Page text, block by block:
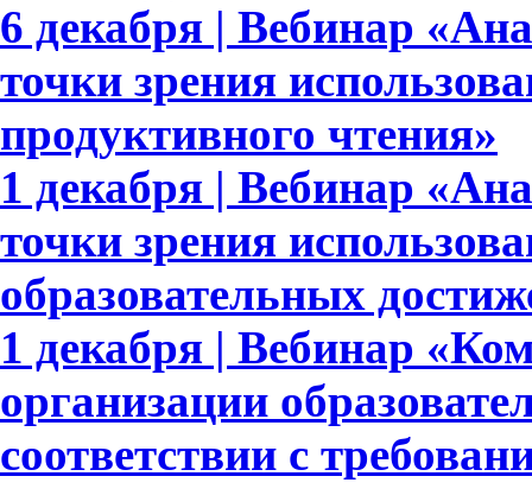
6 декабря | Вебинар
точки зрения
продуктивного чтения»
1 декабря | Вебинар
точки зрения
образовательных
1 декабря | Вебинар
организации
соответствии с